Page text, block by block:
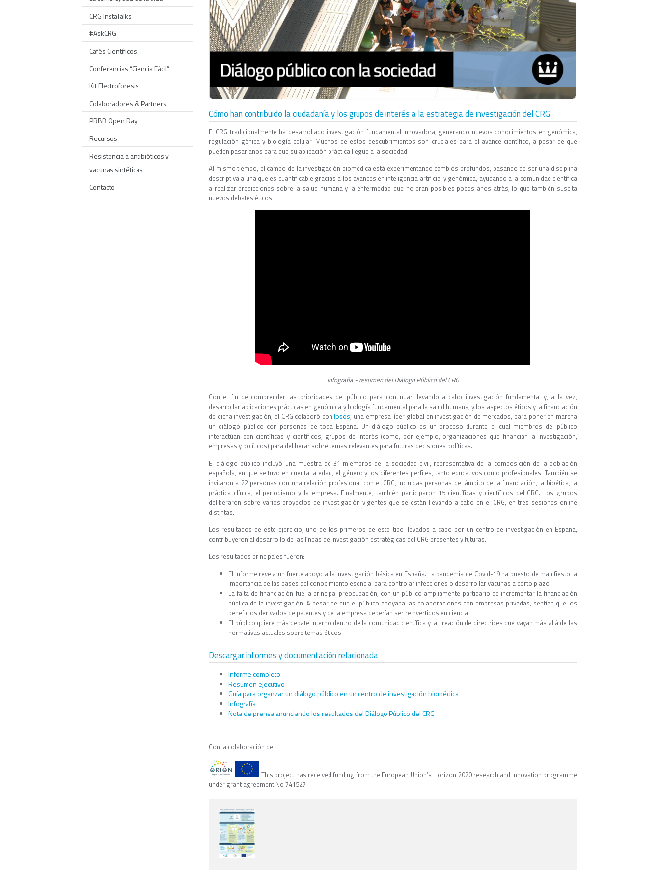
Cómo han contribuido la ciudadanía y los grupos de interés a la estrategia de investigación del CRG
El CRG tradicionalmente ha desarrollado investigación fundamental innovadora, generando nuevos conocimientos en genómica,
regulación génica y biología celular. Muchos de estos descubrimientos son cruciales para el avance científico, a pesar de que
pueden pasar años para que su aplicación práctica llegue a la sociedad.
Al mismo tiempo, el campo de la investigación biomédica está experimentando cambios profundos, pasando de ser una disciplina
descriptiva a una que es cuantificable gracias a los avances en inteligencia artificial y genómica, ayudando a la comunidad científica
a realizar predicciones sobre la salud humana y la enfermedad que no eran posibles pocos años atrás, lo que también suscita
nuevos debates éticos.
Infografía - resumen del Diálogo Público del CRG
Con el fin de comprender las prioridades del público para continuar llevando a cabo investigación fundamental y, a la vez,
desarrollar aplicaciones prácticas en genómica y biología fundamental para la salud humana, y los aspectos éticos y la financiación
de dicha investigación, el CRG colaboró conIpsos, una empresa líder global en investigación de mercados, para poner en marcha
un diálogo público con personas de toda España. Un diálogo público es un proceso durante el cual miembros del público
interactúan con científicas y científicos, grupos de interés (como, por ejemplo, organizaciones que financian la investigación,
empresas y políticos) para deliberar sobre temas relevantes para futuras decisiones políticas.
El diálogo público incluyó una muestra de 31 miembros de la sociedad civil, representativa de la composición de la población
española, en que se tuvo en cuenta la edad, el género y los diferentes perfiles, tanto educativos como profesionales. También se
invitaron a 22 personas con una relación profesional con el CRG, incluidas personas del ámbito de la financiación, la bioética, la
práctica clínica, el periodismo y la empresa. Finalmente, también participaron 15 científicas y científicos del CRG. Los grupos
deliberaron sobre varios proyectos de investigación vigentes que se están llevando a cabo en el CRG, en tres sesiones online
distintas.
Los resultados de este ejercicio, uno de los primeros de este tipo llevados a cabo por un centro de investigación en España,
contribuyeron al desarrollo de las líneas de investigación estratégicas del CRG presentes y futuras.
Los resultados principales fueron:
El informe revela un fuerte apoyo a la investigación básica en España. La pandemia de Covid-19 ha puesto de manifiesto la
importancia de las bases del conocimiento esencial para controlar infecciones o desarrollar vacunas a corto plazo
La falta de financiación fue la principal preocupación, con un público ampliamente partidario de incrementar la financiación
pública de la investigación. A pesar de que el público apoyaba las colaboraciones con empresas privadas, sentían que los
beneficios derivados de patentes y de la empresa deberían ser reinvertidos en ciencia
El público quiere más debate interno dentro de la comunidad científica y la creación de directrices que vayan más allá de las
normativas actuales sobre temas éticos
Descargar informes y documentación relacionada
Informe completo
Resumen ejecutivo
Guía para organzar un diálogo público en un centro de investigación biomédica
Infografía
Nota de prensa anunciando los resultados del Diálogo Público del CRG
Con la colaboración de:
This project has received funding from the European Union’s Horizon 2020 research and innovation programme
under grant agreement No 741527
CRG InstaTalks
#AskCRG
Cafés Científicos
Conferencias “Ciencia Fácil”
Kit Electroforesis
Colaboradores & Partners
PRBB Open Day
Recursos
Resistencia a antibióticos y
vacunas sintéticas
Contacto